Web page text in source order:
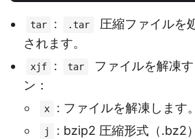
tar : .tar
圧縮ファイルを
されます。
xjf : tar
ファイルを解凍
ン：
x : ファイルを解凍します。
j : bzip2 圧縮形式（.bz2